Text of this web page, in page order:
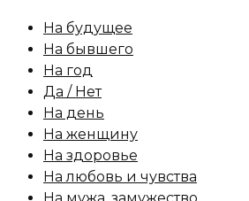
На будущее
На бывшего
На год
Да / Нет
На день
На женщину
На здоровье
На любовь и чувства
На мужа, замужество